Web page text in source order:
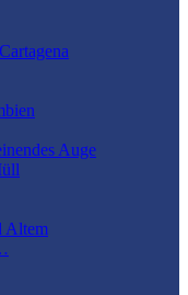
Auge
Altem